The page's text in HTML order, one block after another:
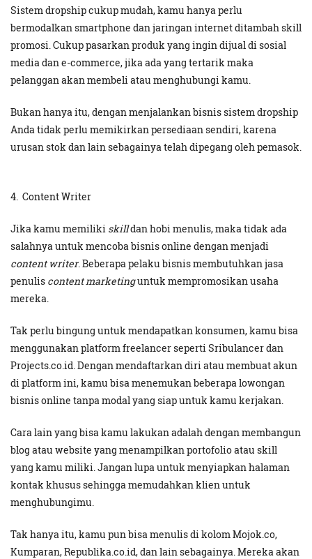
Sistem dropship cukup mudah, kamu hanya perlu
bermodalkan smartphone dan jaringan internet ditambah skill
promosi. Cukup pasarkan produk yang ingin dijual di sosial
media dan e-commerce, jika ada yang tertarik maka
pelanggan akan membeli atau menghubungi kamu.
Bukan hanya itu, dengan menjalankan bisnis sistem dropship
Anda tidak perlu memikirkan persediaan sendiri, karena
urusan stok dan lain sebagainya telah dipegang oleh pemasok.
4. Content Writer
Jika kamu memiliki skilldan hobi menulis, maka tidak ada
salahnya untuk mencoba bisnis online dengan menjadi
content writer. Beberapa pelaku bisnis membutuhkan jasa
penulis content marketinguntuk mempromosikan usaha
mereka.
Tak perlu bingung untuk mendapatkan konsumen, kamu bisa
menggunakan platform freelancer seperti Sribulancer dan
Projects.co.id. Dengan mendaftarkan diri atau membuat akun
di platform ini, kamu bisa menemukan beberapa lowongan
bisnis online tanpa modal yang siap untuk kamu kerjakan.
Cara lain yang bisa kamu lakukan adalah dengan membangun
blog atau website yang menampilkan portofolio atau skill
yang kamu miliki. Jangan lupa untuk menyiapkan halaman
kontak khusus sehingga memudahkan klien untuk
menghubungimu.
Tak hanya itu, kamu pun bisa menulis di kolom Mojok.co,
Kumparan, Republika.co.id, dan lain sebagainya. Mereka akan